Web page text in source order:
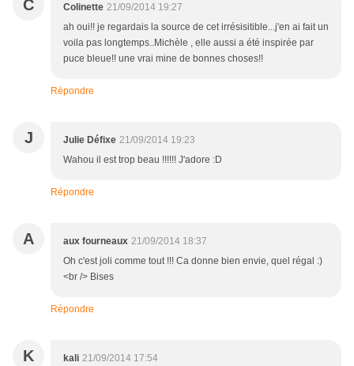
C Colinette 21/09/2014 19:27
ah oui!! je regardais la source de cet irrésisitible...j'en ai fait un
voila pas longtemps..Michèle , elle aussi a été inspirée par
puce bleue!! une vrai mine de bonnes choses!!
Répondre
J Julie Défixe 21/09/2014 19:23
Wahou il est trop beau !!!!!! J'adore :D
Répondre
A aux fourneaux 21/09/2014 18:37
Oh c'est joli comme tout !!! Ca donne bien envie, quel régal :)
<br /> Bises
Répondre
K kali 21/09/2014 17:54